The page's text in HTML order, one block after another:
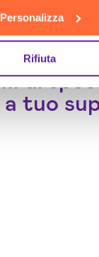
Personalizza
Rifiuta
di
a tuo